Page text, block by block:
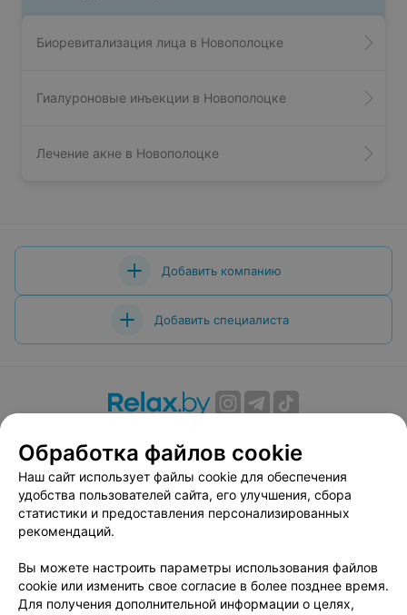
Биоревитализация лица в Новополоцке
Гиалуроновые инъекции в Новополоцке
Лечение акне в Новополоцке
Добавить компанию
Добавить специалиста
Вакансии
Публичный договор
Способы оплаты
Публичный договор по использованию сервиса
«Афиша»
Пользовательское соглашение
Связаться по вопросам сотрудничества
Написать руководителю relax.by
Обработка файлов cookie
Наш сайт использует файлы cookie для обеспечения
удобства пользователей сайта, его улучшения, сбора
статистики и предоставления персонализированных
рекомендаций.
Вы можете настроить параметры использования файлов
cookie или изменить свое согласие в более позднее время.
Для получения дополнительной информации о целях,